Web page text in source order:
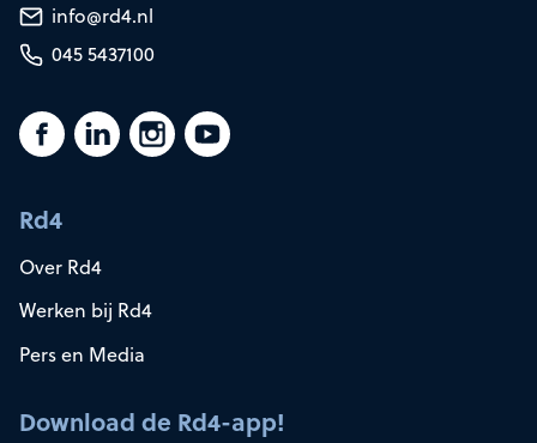
info@rd4.nl
045 5437100
Rd4
Over Rd4
Werken bij Rd4
Pers en Media
Download de Rd4-app!